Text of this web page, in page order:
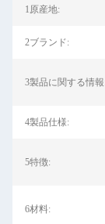
1原産地:
2ブランド:
3製品に関する情
4製品仕様:
5特徴:
6材料: